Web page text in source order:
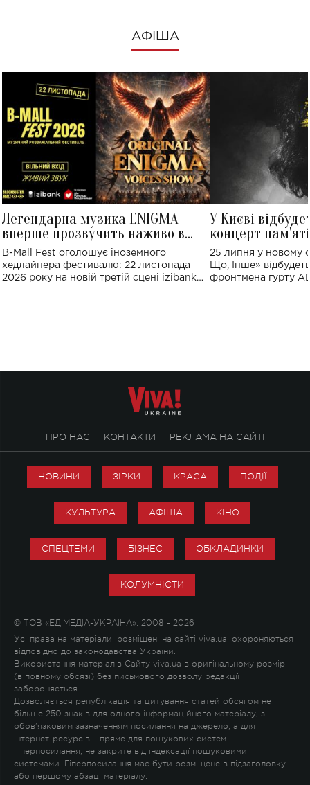
АФІША
Легендарна музика ENIGMA
вперше прозвучить наживо в
Україні: де відбудеться концерт
B-Mall Fest оголошує іноземного
хедлайнера фестивалю: 22 листопада
2026 року на новій третій сцені izibank
У Києві
концерт
Клименка:
виконають
25 липня у новому
Що, Інше»
фронтмена гурту
ПРО НАС КОНТАКТИ РЕКЛАМА НА САЙТІ
НОВИНИ ЗІРКИ КРАСА ПОДІЇ
КУЛЬТУРА АФІША КІНО
СПЕЦТЕМИ БІЗНЕС ОБКЛАДИНКИ
КОЛУМНІСТИ
© ТОВ «ЕДІМЕДІА-УКРАЇНА», 2008 - 2026
Усі права на матеріали, розміщені на сайті viva.ua, охороняються
відповідно до законодавства України.
Використання матеріалів Сайту viva.ua в оригінальному розмірі
(в повному обсязі) без письмового дозволу редакції
забороняється.
Дозволяється републікація та цитування статей обсягом не
більше 250 знаків для одного інформаційного матеріалу, з
обов'язковим зазначенням посилання на джерело, а для
Інтернет-ресурсів – пряме для пошукових систем
гіперпосилання, не закрите від індексації пошуковими
системами. Гіперпосилання має бути розміщене в підзаголовку
або першому абзаці матеріалу.